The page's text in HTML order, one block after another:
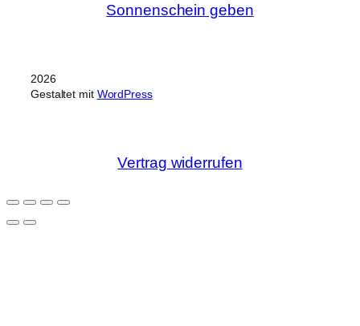
Sonnenschein geben
2026
Gestaltet mit WordPress
Vertrag widerrufen